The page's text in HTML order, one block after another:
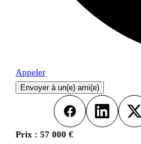
Appeler
Envoyer à un(e) ami(e)
FacebookLinkedInX
Prix : 57 000 €